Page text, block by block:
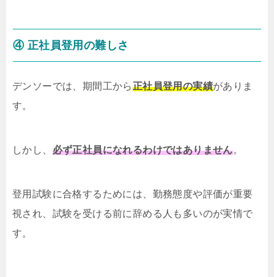
④ 正社員登用の難しさ
デンソーでは、期間工から正社員登用の実績がありま
す。
しかし、 必ず正社員になれるわけではありません。
登用試験に合格するためには、勤務態度や評価が重要
視され、試験を受ける前に辞める人も多いのが実情で
す。